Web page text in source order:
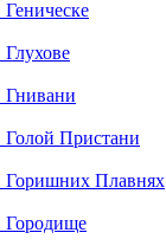
Гнивани
Голой Пристани
Горишних Плавнях
Городище